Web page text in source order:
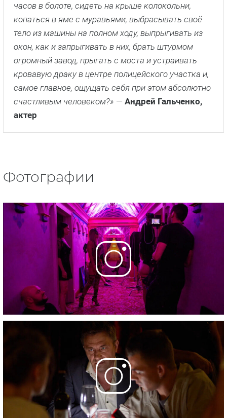
часов в болоте, сидеть на крыше колокольни,
копаться в яме с муравьями, выбрасывать своё
тело из машины на полном ходу, выпрыгивать из
окон, как и запрыгивать в них, брать штурмом
огромный завод, прыгать с моста и устраивать
кровавую драку в центре полицейского участка и,
самое главное, ощущать себя при этом абсолютно
счастливым человеком?» — Андрей Гальченко,
актер
Фотографии